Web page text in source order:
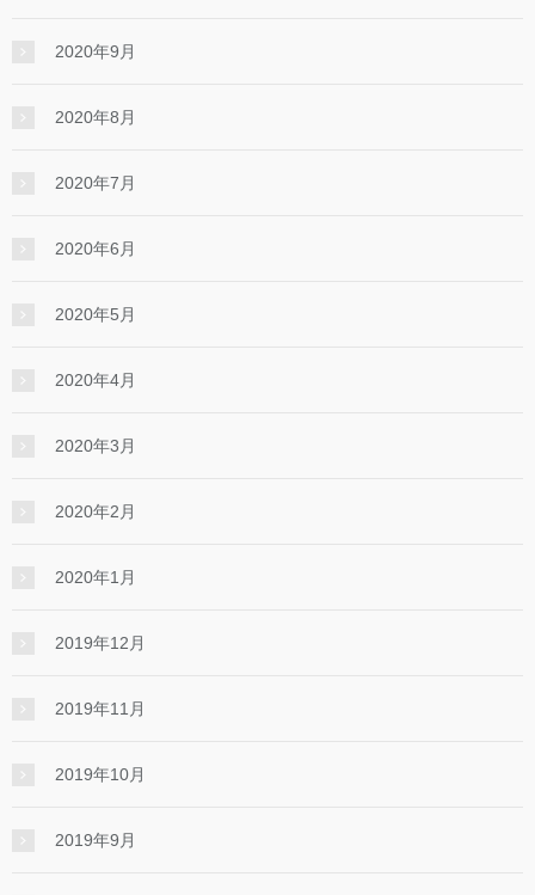
2020年9月
2020年8月
2020年7月
2020年6月
2020年5月
2020年4月
2020年3月
2020年2月
2020年1月
2019年12月
2019年11月
2019年10月
2019年9月